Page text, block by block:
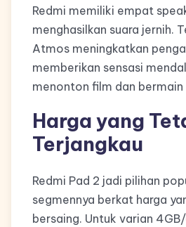
Redmi memiliki empat
menghasilkan suara jernih.
Atmos meningkatkan
memberikan sensasi
menonton film dan bermain
Harga yang
Terjangkau
Redmi Pad 2 jadi pilihan
segmennya berkat harga
bersaing. Untuk varian